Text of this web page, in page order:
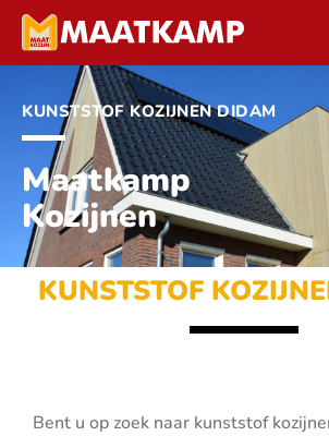
naar
de
KUNSTSTOF KOZIJNEN DIDAM
Maatkamp
Kozijnen
KUNSTSTOF
Bent u op zoek naar kunststof